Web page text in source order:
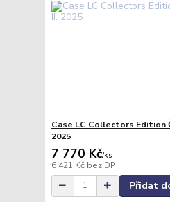
Case LC Collectors Edition
2025
7 770 Kč/ks
6 421 Kč bez DPH
Přidat